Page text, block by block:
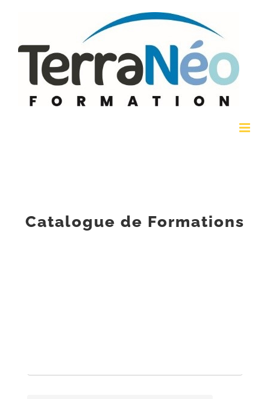
Catalogue de Formations